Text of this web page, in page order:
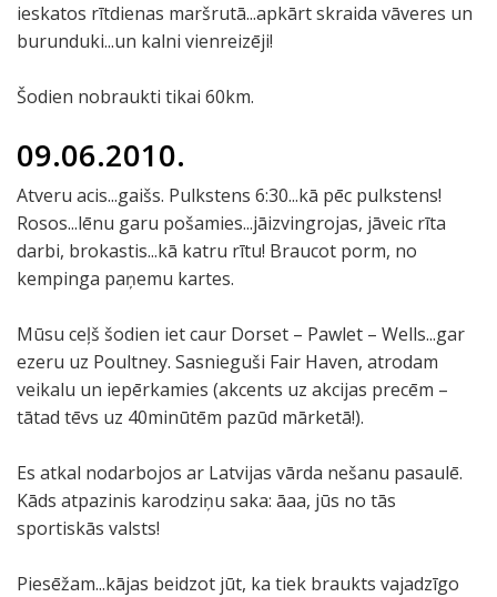
ieskatos rītdienas maršrutā...apkārt skraida vāveres un
burunduki...un kalni vienreizēji!
Šodien nobraukti tikai 60km.
09.06.2010.
Atveru acis...gaišs. Pulkstens 6:30...kā pēc pulkstens!
Rosos...lēnu garu pošamies...jāizvingrojas, jāveic rīta
darbi, brokastis...kā katru rītu! Braucot porm, no
kempinga paņemu kartes.
Mūsu ceļš šodien iet caur Dorset – Pawlet – Wells...gar
ezeru uz Poultney. Sasnieguši Fair Haven, atrodam
veikalu un iepērkamies (akcents uz akcijas precēm –
tātad tēvs uz 40minūtēm pazūd mārketā!).
Es atkal nodarbojos ar Latvijas vārda nešanu pasaulē.
Kāds atpazinis karodziņu saka: āaa, jūs no tās
sportiskās valsts!
Piesēžam...kājas beidzot jūt, ka tiek braukts vajadzīgo